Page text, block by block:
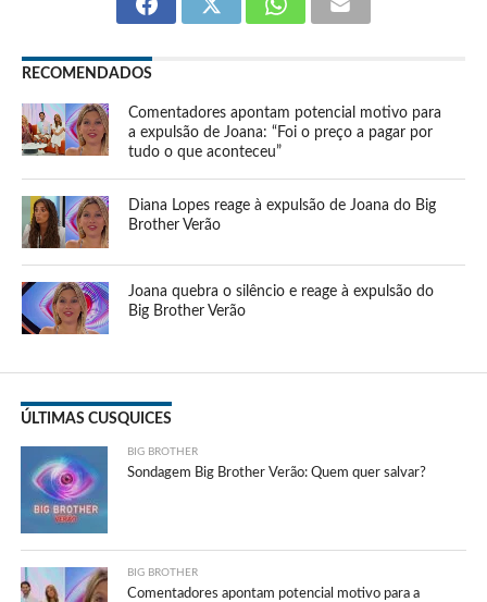
RECOMENDADOS
Comentadores apontam potencial motivo para
a expulsão de Joana: “Foi o preço a pagar por
tudo o que aconteceu”
Diana Lopes reage à expulsão de Joana do Big
Brother Verão
Joana quebra o silêncio e reage à expulsão do
Big Brother Verão
ÚLTIMAS CUSQUICES
BIG BROTHER
Sondagem Big Brother Verão: Quem quer salvar?
BIG BROTHER
Comentadores apontam potencial motivo para a